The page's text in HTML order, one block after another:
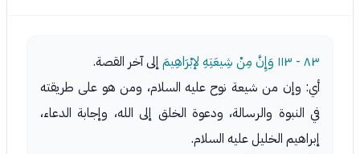
٨٣ - ١١٣ وَإِنَّ مِنْ شِيعَتِهِ لإبْرَاهِيمَ إلى آخر القصة.
أي: وإن من شيعة نوح عليه السلام، ومن هو على طريقته
في النبوة والرسالة، ودعوة الخلق إلى الله، وإجابة الدعاء،
إبراهيم الخليل عليه السلام.